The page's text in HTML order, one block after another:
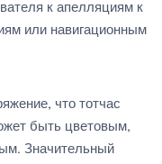
к апелляциям к
или навигационным
что тотчас
быть цветовым,
Значительный